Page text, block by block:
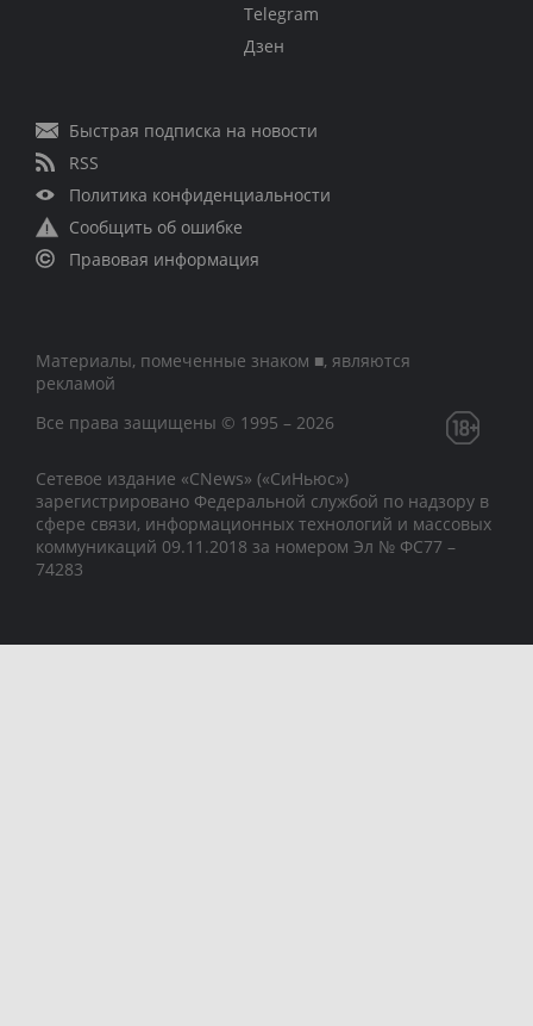
Telegram
Дзен
Быстрая подписка на новости
RSS
Политика конфиденциальности
Сообщить об ошибке
Правовая информация
Материалы, помеченные знаком ■, являются
рекламой
Все права защищены © 1995 – 2026
Сетевое издание «CNews» («СиНьюс»)
зарегистрировано Федеральной службой по надзору в
сфере связи, информационных технологий и массовых
коммуникаций 09.11.2018 за номером Эл № ФС77 –
74283